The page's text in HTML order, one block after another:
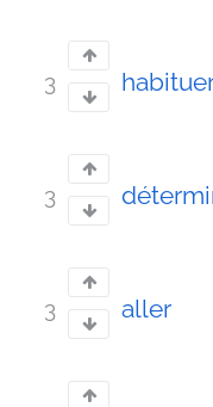
3
3
3 aller